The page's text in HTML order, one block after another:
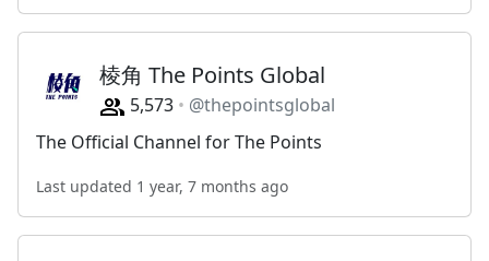
棱角 The Points Global
5,573
@thepointsglobal
The Official Channel for The Points
Last updated 1 year, 7 months ago